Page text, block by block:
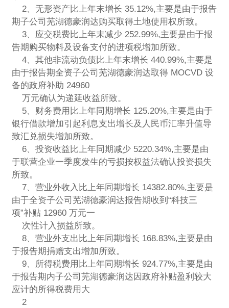
2、无形资产比上年末增长 35.12%,主要是由于报告
期子公司芜湖德豪润达购买取得土地使用权所致。
3、应交税费比上年末减少 252.99%,主要是由于报
告期购买物料及设备支付的进项税增加所致。
4、其他非流动负债比上年末增长 440.99%,主要是
由于报告期全资子公司芜湖德豪润达取得 MOCVD 设
备的政府补助 24960
万元确认为递延收益所致。
5、财务费用比上年同期增长 125.20%,主要是由于
银行借款增加引起利息支出增长及人民币汇率升值导
致汇兑损失增加所致。
6、投资收益比上年同期减少 5220.34%,主要是由
于联营企业一季度发生的亏损按权益法确认投资损失
所致。
7、营业外收入比上年同期增长 14382.80%,主要是
由于全资子公司芜湖德豪润达报告期收到“科技三
项”补贴 12960 万元一
次性计入损益所致。
8、营业外支出比上年同期增长 168.83%,主要是由
于报告期捐赠支出增加所致。
9、所得税费用比上年同期增长 924.77%,主要是由
于报告期内子公司芜湖德豪润达因政府补贴盈利较大
应计的所得税费用大
2